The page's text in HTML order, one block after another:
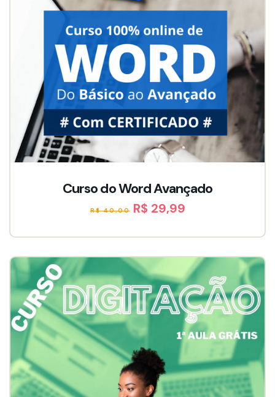
Curso do Word Avançado
R$ 40,00 R$ 29,99